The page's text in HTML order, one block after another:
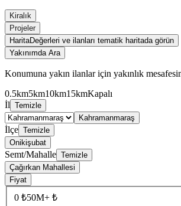
Kiralık
Projeler
HaritaDeğerleri ve ilanları tematik haritada görün
Yakınımda Ara
Konumuna yakın ilanlar için yakınlık
0.5km5km10km15kmKapalı
İl Temizle
Kahramanmaraş
İlçe Temizle
Onikişubat
Semt/Mahalle Temizle
Çağırkan Mahallesi
Fiyat
0 ₺50M+ ₺